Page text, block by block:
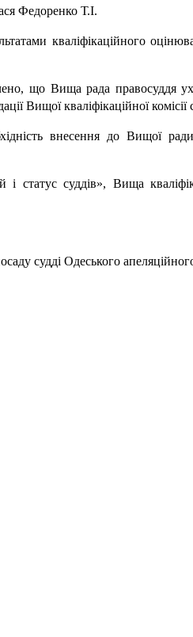
Федоренко Т.І.
кваліфікаційного
що Вища рада правосуддя
Вищої кваліфікаційної комісії
внесення до Вищої
суддів», Вища
судді Одеського